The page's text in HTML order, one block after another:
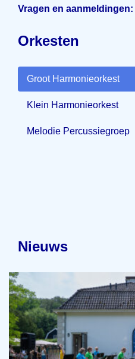
Vragen en aanmeldingen:
Orkesten
Groot Harmonieorkest
Klein Harmonieorkest
Melodie Percussiegroep
Nieuws